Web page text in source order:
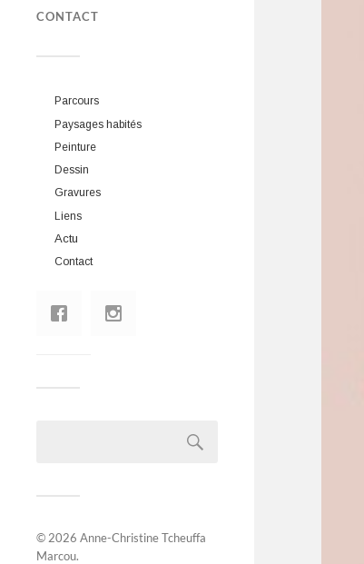
CONTACT
Parcours
Paysages habités
Peinture
Dessin
Gravures
Liens
Actu
Contact
© 2026 Anne-Christine Tcheuffa
Marcou.